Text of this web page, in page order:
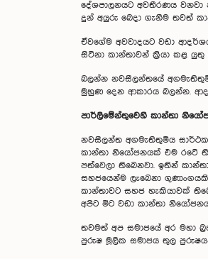
දේශපාලනයට අවතීරණය
දුන් අයුරු බෙදා ගැනීම තවත්
ඒවගේම අවවාදයට වඩා
සිටිනා කාන්තාවන් ක්‍රියා කළ
බලන්න නවසීලන්තයේ
මුහුණ දෙන ආකාරය බලන්න.
පාර්ලිමේන්තුවෙහි කාන්තා
නවසීලන්ත අගමැතිතුමිය
කාන්තා නියෝජනයක් එම රටේ
පත්වෙලා තිබෙනවා. ඉතින්
සහජයෙන්ම ලැබෙනා
කාන්තාවට සහජ හැකියාවක්
අපිට මීට වඩා කාන්තා
තවමත් අප සමාජයේ අර මහා
පුරුෂ මූලික සමාජය තුල